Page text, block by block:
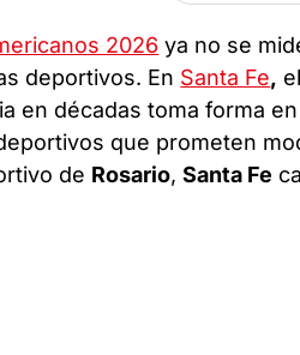
2026 ya no se
deportivos. En Santa Fe,
en décadas toma forma
que prometen
de Rosario,Santa Fe